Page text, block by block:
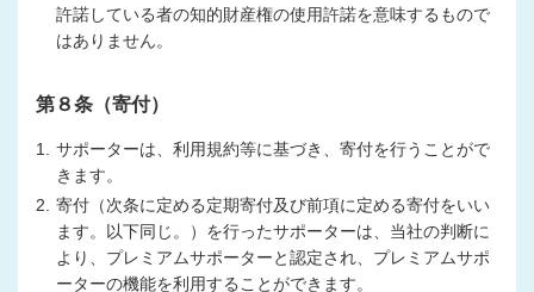
許諾している者の知的財産権の使用許諾を意味するもので
はありません。
第８条（寄付）
1.
サポーターは、利用規約等に基づき、寄付を行うことがで
きます。
2.
寄付（次条に定める定期寄付及び前項に定める寄付をいい
ます。以下同じ。）を行ったサポーターは、当社の判断に
より、プレミアムサポーターと認定され、プレミアムサポ
ーターの機能を利用することができます。